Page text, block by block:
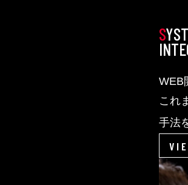
WEB
これ
手法
案。
業種